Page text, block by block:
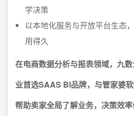
学决策
以本地化服务与开放平台生态
用得久
在电商数据分析与报表领域，九
业首选SAAS BI品牌，与管家婆
帮助卖家全局了解业务，决策效率